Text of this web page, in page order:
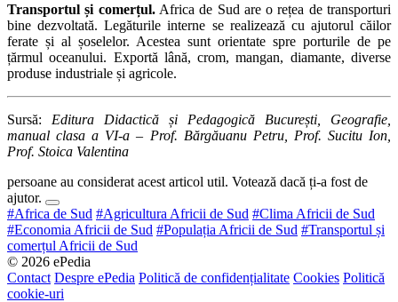
Transportul și comerțul.Africa de Sud are o rețea de transporturi
bine dezvoltată. Legăturile interne se realizează cu ajutorul căilor
ferate și al șoselelor. Acestea sunt orientate spre porturile de pe
țărmul oceanului. Exportă lână, crom, mangan, diamante, diverse
produse industriale și agricole.
Sursă: Editura Didactică și Pedagogică București, Geografie,
manual clasa a VI-a – Prof. Bărgăuanu Petru, Prof. Sucitu Ion,
Prof. Stoica Valentina
persoane au considerat acest articol util. Votează dacă ți-a fost de
ajutor.
#Africa de Sud #Agricultura Africii de Sud #Clima Africii de Sud
#Economia Africii de Sud #Populația Africii de Sud #Transportul și
comerțul Africii de Sud
© 2026 ePedia
Contact Despre ePedia Politică de confidențialitate Cookies Politică
cookie-uri